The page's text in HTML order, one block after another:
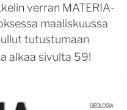
verran MATERIA-
maaliskuussa
tutustumaan
alkaa sivulta 59!